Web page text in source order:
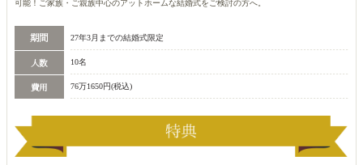
可能！ご家族・ご親族中心のアットホームな結婚式をご検討の方へ。
27年3月までの結婚式限定
10名
76万1650円(税込)